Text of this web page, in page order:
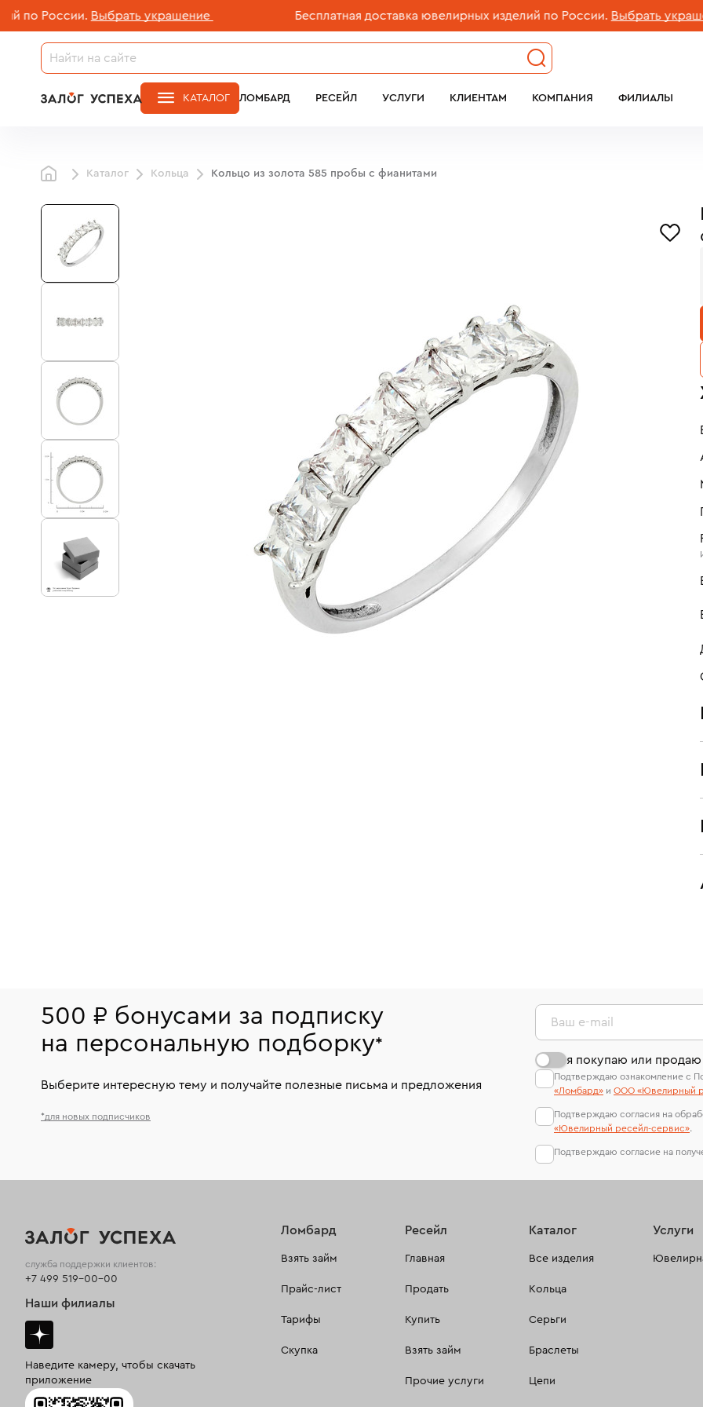
России. Выбрать украшение Бесплатная доставка ювелирных изделий по России. Выбрать украшение
ЛОМБАРД РЕСЕЙЛ УСЛУГИ КЛИЕНТАМ КОМПАНИЯ ФИЛИАЛЫ
КАТАЛОГ
Каталог Кольца Кольцо из золота 585 пробы с фианитами
500 ₽ бонусами за подписку
на персональную подборку*
Выберите интересную тему и получайте полезные письма и предложения
*для новых подписчиков
Ваш e-mail
я покупаю или
Подтверждаю ознакомление с
«Ломбард» и ООО «Ювелирный
Подтверждаю согласия на
«Ювелирный ресейл-сервиc».
Подтверждаю согласие на
Ломбард
Взять займ
Прайс-лист
Тарифы
Скупка
Ресейл
Главная
Продать
Купить
Взять займ
Прочие услуги
Каталог
Все изделия
Кольца
Серьги
Браслеты
Цепи
Услуги
служба поддержки клиентов:
+7 499 519-00-00
Наши филиалы
Наведите камеру, чтобы скачать
приложение